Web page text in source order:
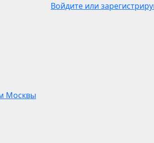
Войдите или
Москвы